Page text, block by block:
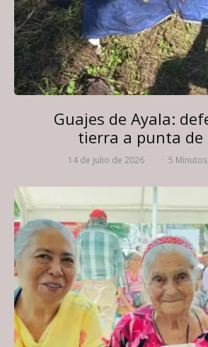
Guajes de Ayala:
tierra a punta de
14 de julio de 2026 · · 5